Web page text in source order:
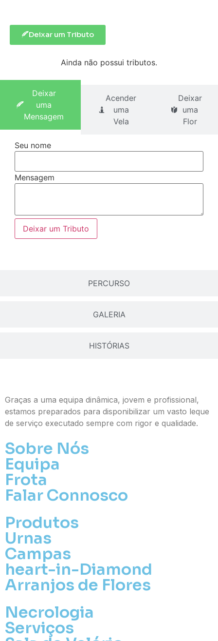
PERCURSO
GALERIA
HISTÓRIAS
Deixar um Tributo
Ainda não possui tributos.
Deixar
uma
Mensagem
Acender
uma
Vela
Deixar
uma
Flor
Seu nome
Mensagem
Deixar um Tributo
Graças a uma equipa dinâmica, jovem e profissional,
estamos preparados para disponibilizar um vasto leque
de serviço executado sempre com rigor e qualidade.
Sobre Nós
Equipa
Frota
Falar Connosco
Produtos
Urnas
Campas
heart-in-Diamond
Arranjos de Flores
Necrologia
Serviços